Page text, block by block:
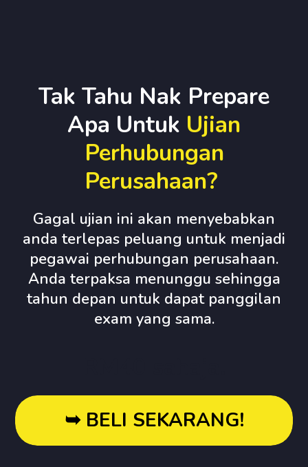
Tak Tahu Nak Prepare
Apa Untuk Ujian
Perhubungan
Perusahaan?
Gagal ujian ini akan menyebabkan
anda terlepas peluang untuk menjadi
pegawai perhubungan perusahaan.
Anda terpaksa menunggu sehingga
tahun depan untuk dapat panggilan
exam yang sama.
➥ BELI SEKARANG!